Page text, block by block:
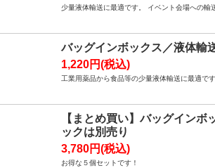
少量液体輸送に最適です。 イベント会場への輸
バッグインボックス／液体
1,220円(税込)
工業用薬品から食品等の少量液体輸送に最適で
【まとめ買い】バッグイン
ックは別売り
3,780円(税込)
お得な５個セットです！